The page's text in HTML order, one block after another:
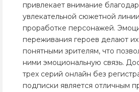
привлекает внимание
увлекательной сюжетной
проработке персонажей.
переживания героев делают
понятными зрителям, что
ними эмоциональную связь.
трех серий онлайн без
подписки является отличным